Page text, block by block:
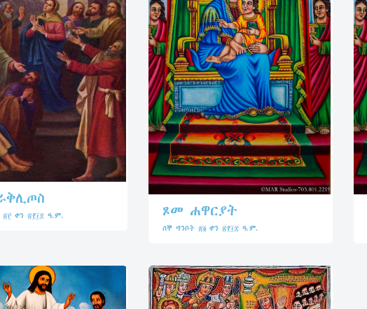
ቀን ፳፻፲፰ ዓ.ም. ጾመ ሐዋርያት
ሰኞ ግንቦት ፳፬ ቀን ፳፻፲፰ ዓ.ም.